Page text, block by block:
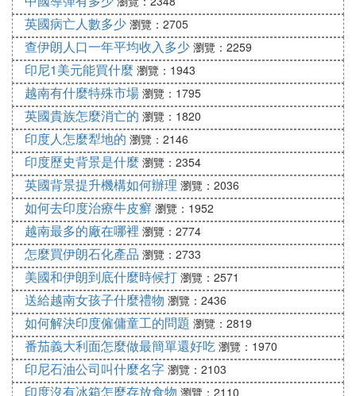
英國病亡人數多少 瀏覽：2705
查伊朗人口一年平均收入多少 瀏覽：2259
印尼1美元能買什麼 瀏覽：1943
越南有什麼特殊市場 瀏覽：1795
英國貴族怎麼消亡的 瀏覽：1820
印度人怎麼犁地的 瀏覽：2146
印度歷史背景是什麼 瀏覽：2354
英國背景提升機構如何辦理 瀏覽：2036
如何去印度治療牛皮癬 瀏覽：1952
越南最多的廠在哪裡 瀏覽：2774
怎麼買伊朗石化產品 瀏覽：2733
美國和伊朗到底什麼時候打 瀏覽：2571
送給越南女孩子什麼禮物 瀏覽：2436
如何解決印度僱傭童工的問題 瀏覽：2819
番茄義大利面怎麼做最簡單還好吃 瀏覽：1970
印尼石油公司叫什麼名字 瀏覽：2103
印度沒有冰箱怎麼存放食物 瀏覽：2110